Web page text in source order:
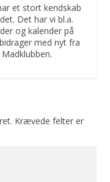
et stort kendskab
Det har vi bl.a.
og kalender på
med nyt fra
Krævede felter er